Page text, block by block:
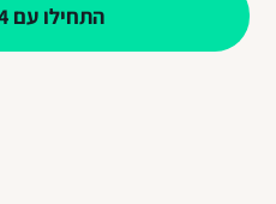
התחילו עם 14 ימי ניסיון